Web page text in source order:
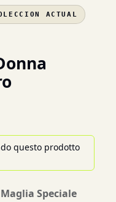
ACTUAL
questo prodotto
Maglia Speciale